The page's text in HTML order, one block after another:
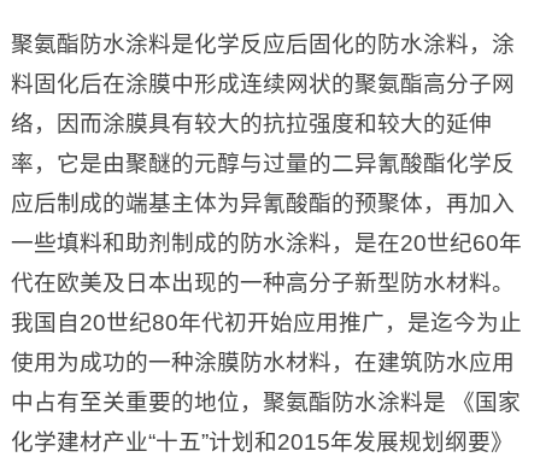
聚氨酯防水涂料是化学反应后固化的防水涂料，涂
料固化后在涂膜中形成连续网状的聚氨酯高分子网
络，因而涂膜具有较大的抗拉强度和较大的延伸
率，它是由聚醚的元醇与过量的二异氰酸酯化学反
应后制成的端基主体为异氰酸酯的预聚体，再加入
一些填料和助剂制成的防水涂料，是在20世纪60年
代在欧美及日本出现的一种高分子新型防水材料。
我国自20世纪80年代初开始应用推广，是迄今为止
使用为成功的一种涂膜防水材料，在建筑防水应用
中占有至关重要的地位，聚氨酯防水涂料是 《国家
化学建材产业“十五”计划和2015年发展规划纲要》